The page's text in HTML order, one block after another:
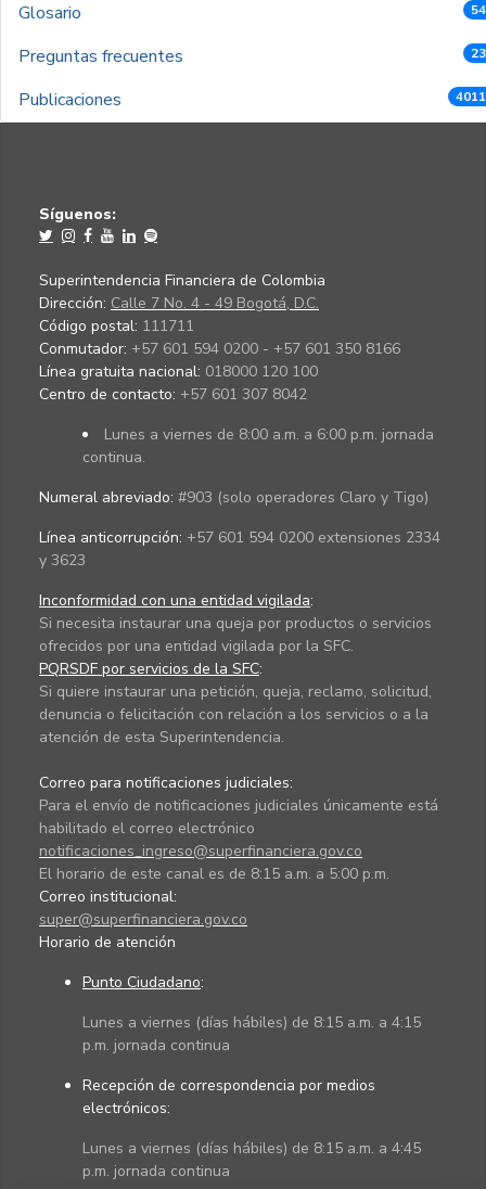
Glosario
Preguntas frecuentes
Publicaciones
Síguenos:
Superintendencia Financiera de Colombia
Dirección: Calle 7 No. 4 - 49 Bogotá, D.C.
Código postal: 111711
Conmutador: +57 601 594 0200 - +57 601 350 8166
Línea gratuita nacional: 018000 120 100
Centro de contacto: +57 601 307 8042
Lunes a viernes de 8:00 a.m. a 6:00 p.m. jornada
continua.
Numeral abreviado: #903 (solo operadores Claro y Tigo)
Línea anticorrupción: +57 601 594 0200 extensiones 2334
y 3623
Inconformidad con una entidad vigilada:
Si necesita instaurar una queja por productos o servicios
ofrecidos por una entidad vigilada por la SFC.
PQRSDF por servicios de la SFC:
Si quiere instaurar una petición, queja, reclamo, solicitud,
denuncia o felicitación con relación a los servicios o a la
atención de esta Superintendencia.
Correo para notificaciones judiciales:
Para el envío de notificaciones judiciales únicamente está
habilitado el correo electrónico
notificaciones_ingreso@superfinanciera.gov.co
El horario de este canal es de 8:15 a.m. a 5:00 p.m.
Correo institucional:
super@superfinanciera.gov.co
Horario de atención
Punto Ciudadano:
Lunes a viernes (días hábiles) de 8:15 a.m. a 4:15
p.m. jornada continua
Recepción de correspondencia por medios
electrónicos:
Lunes a viernes (días hábiles) de 8:15 a.m. a 4:45
p.m. jornada continua